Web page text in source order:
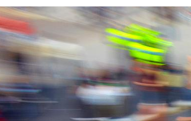
Sök
Andra söktjänster
Kurser och programKursplaner